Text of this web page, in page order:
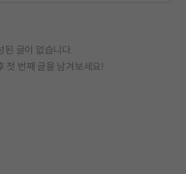
된 글이 없습니다.
첫 번째 글을 남겨보세요!